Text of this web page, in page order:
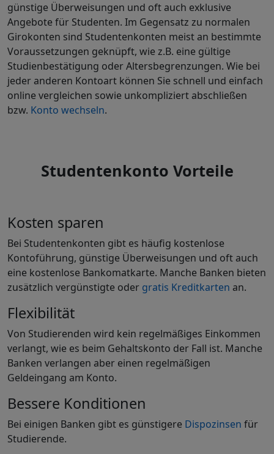
günstige Überweisungen und oft auch exklusive
Angebote für Studenten. Im Gegensatz zu normalen
Girokonten sind Studentenkonten meist an bestimmte
Voraussetzungen geknüpft, wie z.B. eine gültige
Studienbestätigung oder Altersbegrenzungen. Wie bei
jeder anderen Kontoart können Sie schnell und einfach
online vergleichen sowie unkompliziert abschließen
bzw. Konto wechseln.
Studentenkonto Vorteile
Kosten sparen
Bei Studentenkonten gibt es häufig kostenlose
Kontoführung, günstige Überweisungen und oft auch
eine kostenlose Bankomatkarte. Manche Banken bieten
zusätzlich vergünstigte oder gratis Kreditkarten an.
Flexibilität
Von Studierenden wird kein regelmäßiges Einkommen
verlangt, wie es beim Gehaltskonto der Fall ist. Manche
Banken verlangen aber einen regelmäßigen
Geldeingang am Konto.
Bessere Konditionen
Bei einigen Banken gibt es günstigere Dispozinsen für
Studierende.